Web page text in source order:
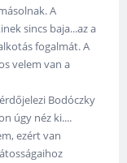
A
sincs baja...az a
fogalmát. A
velem van a
Bodóczky
úgy néz ki....
ezért van